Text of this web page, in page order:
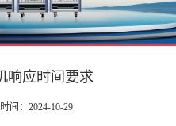
响应时间要求
时间：2024-10-29